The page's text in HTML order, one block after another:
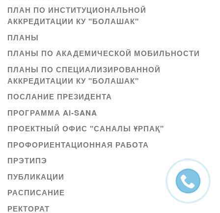
ПЛАН ПО ИНСТИТУЦИОНАЛЬНОЙ
АККРЕДИТАЦИИ КУ "БОЛАШАК"
ПЛАНЫ
ПЛАНЫ ПО АКАДЕМИЧЕСКОЙ МОБИЛЬНОСТИ
ПЛАНЫ ПО СПЕЦИАЛИЗИРОВАННОЙ
АККРЕДИТАЦИИ КУ "БОЛАШАК"
ПОСЛАНИЕ ПРЕЗИДЕНТА
ПРОГРАММА AI-SANA
ПРОЕКТНЫЙ ОФИС "САНАЛЫ ҰРПАҚ"
ПРОФОРИЕНТАЦИОННАЯ РАБОТА
ПРЭТИПЭ
ПУБЛИКАЦИИ
РАСПИСАНИЕ
РЕКТОРАТ